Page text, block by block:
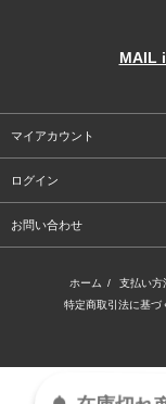
MAIL
マイアカウント
ログイン
お問い合わせ
ホーム / 支払い方
特定商取引法に基づ